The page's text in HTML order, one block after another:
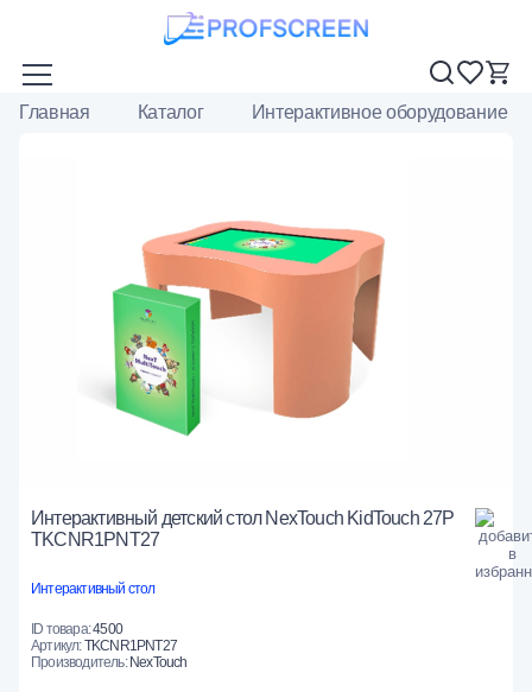
Главная Каталог Интерактивное оборудование
Интерактивный детский стол NexTouch KidTouch 27Р
TKCNR1PNT27
Интерактивный стол
ID товара:4500
Артикул:TKCNR1PNT27
Производитель:NexTouch